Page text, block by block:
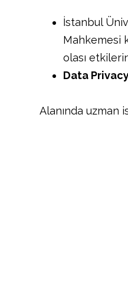
İstanbul
Mahkemesi
olası
Data
Alanında uzman